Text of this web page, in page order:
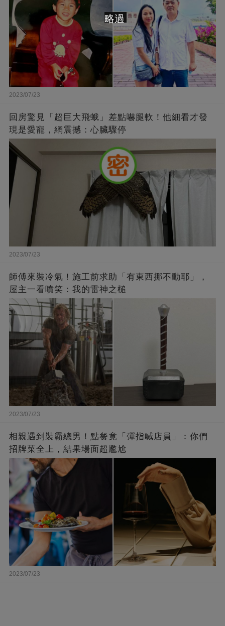
2023/07/23
回房驚見「超巨大飛蛾」差點嚇腿軟！他細看才發
現是愛寵，網震撼：心臟驟停
2023/07/23
師傅來裝冷氣！施工前求助「有東西挪不動耶」，
屋主一看噴笑：我的雷神之槌
2023/07/23
相親遇到裝霸總男！點餐竟「彈指喊店員」：你們
招牌菜全上，結果場面超尷尬
2023/07/23
略過